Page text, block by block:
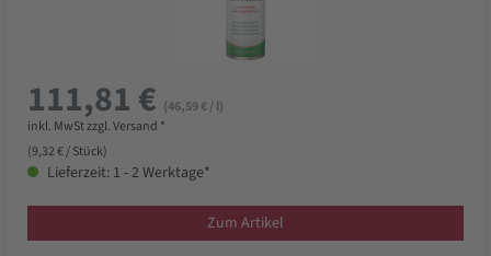
111,81 € (46,59 € / l)
inkl. MwSt zzgl. Versand *
(9,32 € / Stück)
Lieferzeit: 1 - 2 Werktage*
Zum Artikel